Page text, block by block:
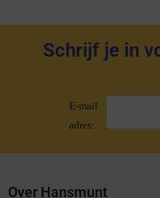
Schrijf je in
E-mail
adres:
Over Hansmunt